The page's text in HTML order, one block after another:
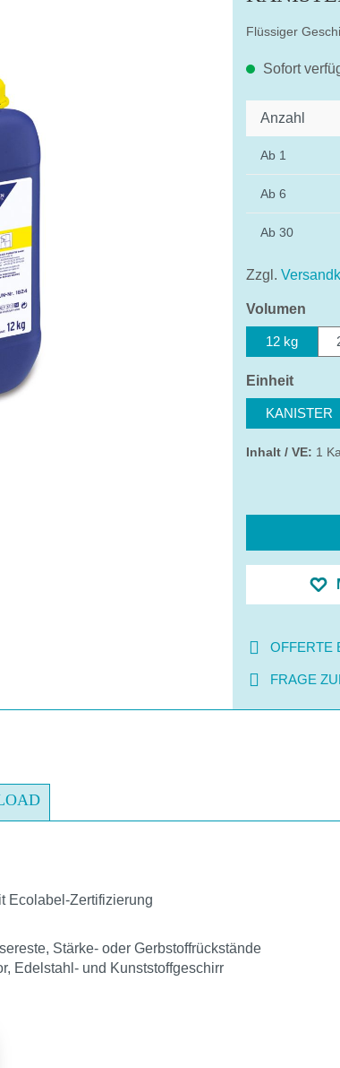
Flüssiger
Sofort
Anzahl
Ab 1
Ab 6
Ab 30
Zzgl.
Volumen
12 kg
Einheit
KANISTER
Inhalt / VE: 1
OFFERTE
FRAGE
Ecolabel-Zertifizierung
Stärke- oder Gerbstoffrückstände
Edelstahl- und Kunststoffgeschirr